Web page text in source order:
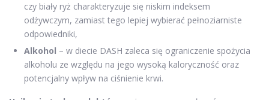
czy biały ryż charakteryzuje się niskim indeksem
odżywczym, zamiast tego lepiej wybierać pełnoziarniste
odpowiedniki,
Alkohol – w diecie DASH zaleca się ograniczenie spożycia
alkoholu ze względu na jego wysoką kaloryczność oraz
potencjalny wpływ na ciśnienie krwi.